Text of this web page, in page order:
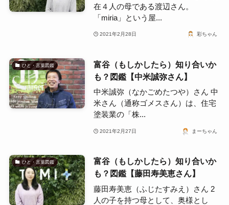
在４人の母である渡辺さん。
「miria」という屋...
2021年2月28日 彩ちゃん
ひと・言葉図鑑
富谷（もしかしたら）知り合いか
も？図鑑【中米誠弥さん】
中米誠弥（なかごめたつや）さん 中
米さん（通称ゴメスさん）は、住宅
塗装業の「株...
2021年2月27日 まーちゃん
ひと・言葉図鑑
富谷（もしかしたら）知り合いか
も？図鑑【藤田寿美恵さん】
藤田寿美恵（ふじたすみえ）さん 2
人の子を持つ母として、奥様とし